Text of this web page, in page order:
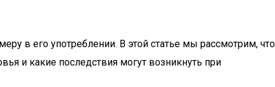
в его употреблении. В этой статье мы рассмотрим, что
и какие последствия могут возникнуть при